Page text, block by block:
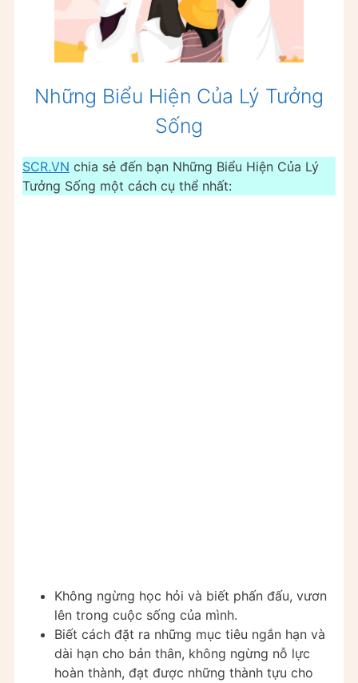
Những Biểu Hiện Của Lý Tưởng
Sống
SCR.VN chia sẻ đến bạn Những Biểu Hiện Của Lý
Tưởng Sống một cách cụ thể nhất:
Không ngừng học hỏi và biết phấn đấu, vươn
lên trong cuộc sống của mình.
Biết cách đặt ra những mục tiêu ngắn hạn và
dài hạn cho bản thân, không ngừng nỗ lực
hoàn thành, đạt được những thành tựu cho